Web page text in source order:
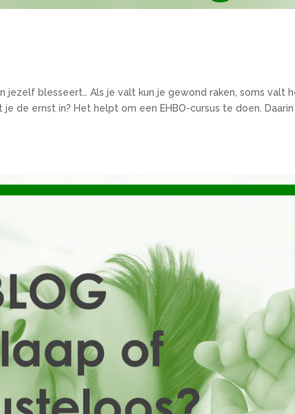
jezelf blesseert… Als je valt kun je gewond raken, soms valt
de ernst in? Het helpt om een EHBO-cursus te doen.